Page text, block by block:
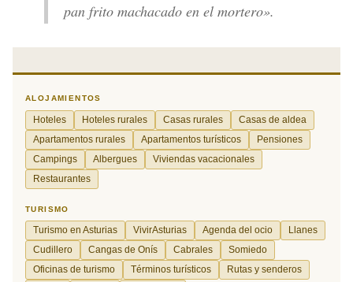
pan frito machacado en el mortero».